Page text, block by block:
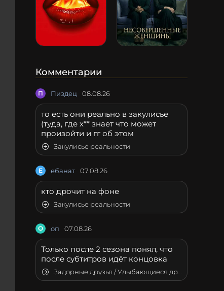
Комментарии
П Пиздец 08.08.26
то есть они реально в закулисье
(туда, где х** знает что может
произойти и гг об этом
Закулисье реальности
Е ебанат 07.08.26
кто дрочит на фоне
Закулисье реальности
О оп 07.08.26
Только после 2 сезона понял, что
после субтитров идёт концовка
Задорные друзья / Улыбающиеся друзья